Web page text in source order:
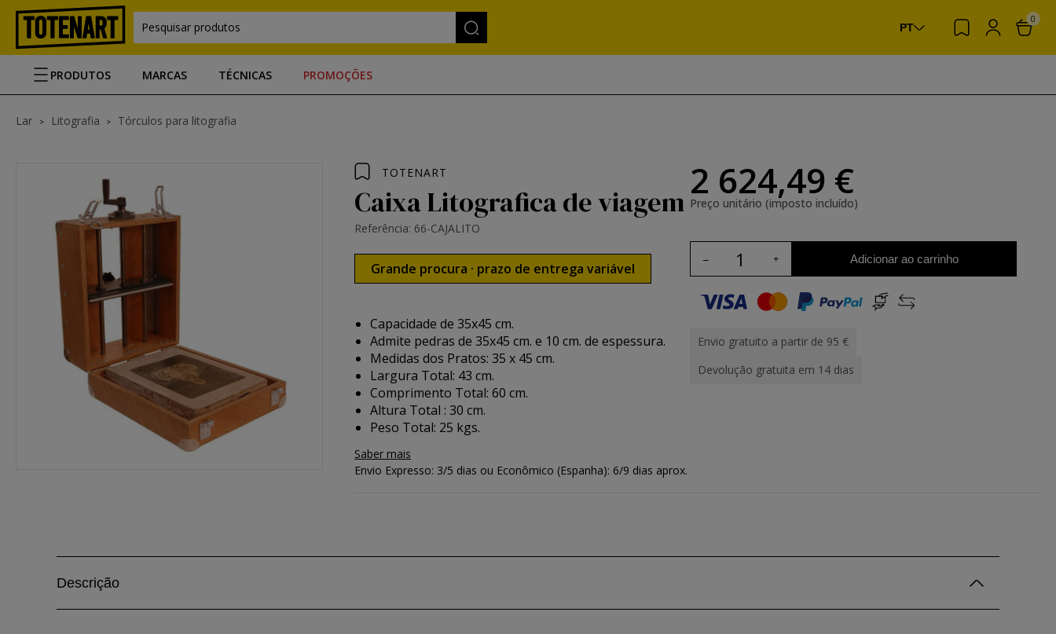
Pesquisar produtos PT
0
PRODUTOS MARCAS TÉCNICAS PROMOÇÕES
Lar Litografia Tórculos para litografia
TOTENART
Caixa Litografica de viagem
Referência: 66-CAJALITO
Grande procura · prazo de entrega variável
Capacidade de 35x45 cm.
Admite pedras de 35x45 cm. e 10 cm. de espessura.
Medidas dos Pratos: 35 x 45 cm.
Largura Total: 43 cm.
Comprimento Total: 60 cm.
Altura Total : 30 cm.
Peso Total: 25 kgs.
Saber mais
2 624,49 €
Preço unitário (imposto incluído)
Adicionar ao carrinho
Envio gratuito a partir de 95 €
Devolução gratuita em 14 dias
Envio Expresso: 3/5 dias ou Econômico (Espanha): 6/9 dias aprox.
Descrição